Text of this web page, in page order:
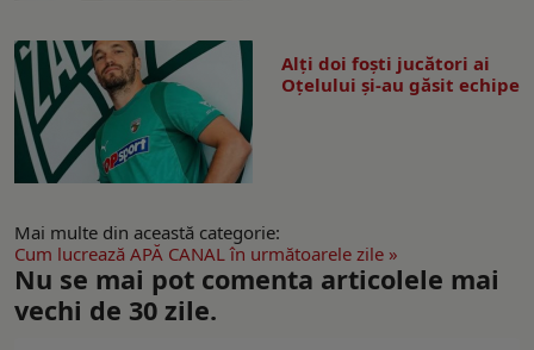
Alți doi foști jucători ai
Oțelului și-au găsit echipe
Mai multe din această categorie:
Cum lucrează APĂ CANAL în următoarele zile »
Nu se mai pot comenta articolele mai
vechi de 30 zile.